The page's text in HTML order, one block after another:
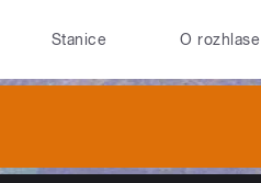
Stanice O rozhlase